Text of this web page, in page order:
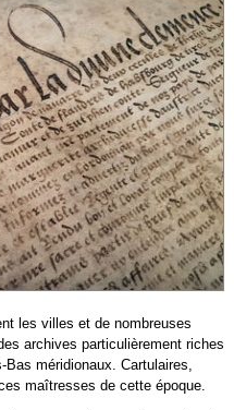
les villes et de nombreuses
archives particulièrement riches
méridionaux. Cartulaires,
maîtresses de cette époque.